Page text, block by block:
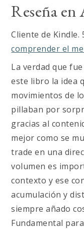
Reseña en
Cliente de Kindle.
comprender el
La verdad que
este libro la idea
movimientos de
pillaban por
gracias al
mejor como se
trade en una
volumen es
contexto y ese
acumulación y
siempre añado
Fundamental